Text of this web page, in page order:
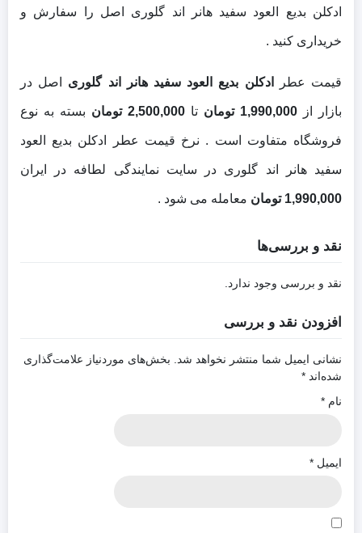
ادکلن بدیع العود سفید هانر اند گلوری اصل را سفارش و
خریداری کنید .
قیمت عطر ادکلن بدیع العود سفید هانر اند گلوری اصل در
بازار از 1,990,000 تومان تا 2,500,000 تومان بسته به نوع
فروشگاه متفاوت است . نرخ قیمت عطر ادکلن بدیع العود
سفید هانر اند گلوری در سایت نمایندگی لطافه در ایران
1,990,000 تومان معامله می شود .
نقد و بررسی‌ها
نقد و بررسی وجود ندارد.
افزودن نقد و بررسی
نشانی ایمیل شما منتشر نخواهد شد.
بخش‌های موردنیاز علامت‌گذاری
شده‌اند *
نام *
ایمیل *